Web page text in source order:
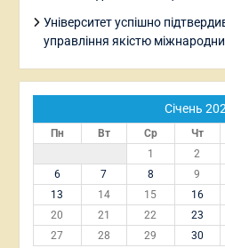
Університет успішно
управління якістю
Січень
Пн Вт Ср Чт
1
2
6
7 8 9
13
14 15 16
20
21 22 23
27
28 29 30